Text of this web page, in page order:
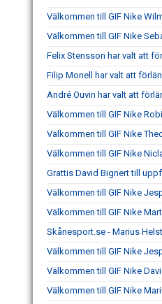
Välkommen till GIF Nike
Välkommen till GIF Nike
Felix Stensson har valt att
Filip Monell har valt att
André Ouvin har valt att
Välkommen till GIF Nike
Välkommen till GIF Nike
Välkommen till GIF Nike
Grattis David Bignert till
Välkommen till GIF Nike
Välkommen till GIF Nike
Skånesport.se - Marius
Välkommen till GIF Nike
Välkommen till GIF Nike
Välkommen till GIF Nike